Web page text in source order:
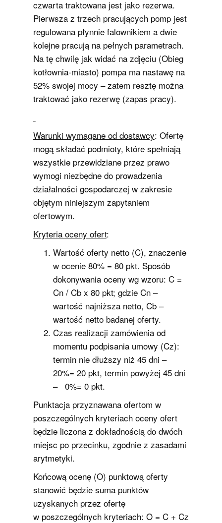
czwarta traktowana jest jako rezerwa.
Pierwsza z trzech pracujących pomp jest
regulowana płynnie falownikiem a dwie
kolejne pracują na pełnych parametrach.
Na tę chwilę jak widać na zdjęciu (Obieg
kotłownia-miasto) pompa ma nastawę na
52% swojej mocy – zatem resztę można
traktować jako rezerwę (zapas pracy).
Warunki wymagane od dostawcy: Ofertę
mogą składać podmioty, które spełniają
wszystkie przewidziane przez prawo
wymogi niezbędne do prowadzenia
działalności gospodarczej w zakresie
objętym niniejszym zapytaniem
ofertowym.
Kryteria oceny ofert:
Wartość oferty netto (C), znaczenie
w ocenie 80% = 80 pkt. Sposób
dokonywania oceny wg wzoru: C =
Cn / Cb x 80 pkt; gdzie Cn –
wartość najniższa netto, Cb –
wartość netto badanej oferty.
Czas realizacji zamówienia od
momentu podpisania umowy (Cz):
termin nie dłuższy niż 45 dni –
20%= 20 pkt, termin powyżej 45 dni
– 0%= 0 pkt.
Punktacja przyznawana ofertom w
poszczególnych kryteriach oceny ofert
będzie liczona z dokładnością do dwóch
miejsc po przecinku, zgodnie z zasadami
arytmetyki.
Końcową ocenę (O) punktową oferty
stanowić będzie suma punktów
uzyskanych przez ofertę
w poszczególnych kryteriach: O = C + Cz